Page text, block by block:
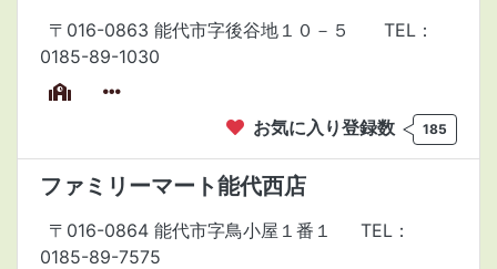
〒016-0863 能代市字後谷地１０－５
TEL：
0185-89-1030
お気に入り登録数 185
ファミリーマート能代西店
〒016-0864 能代市字鳥小屋１番１
TEL：
0185-89-7575